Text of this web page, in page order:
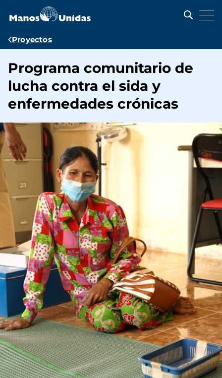
contenido
Ruta
navegación
Proyectos
Programa comunitario de
lucha contra el sida y
enfermedades crónicas